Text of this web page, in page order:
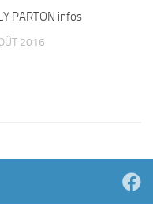
PARTON infos
2016